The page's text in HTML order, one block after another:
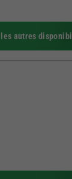
autres